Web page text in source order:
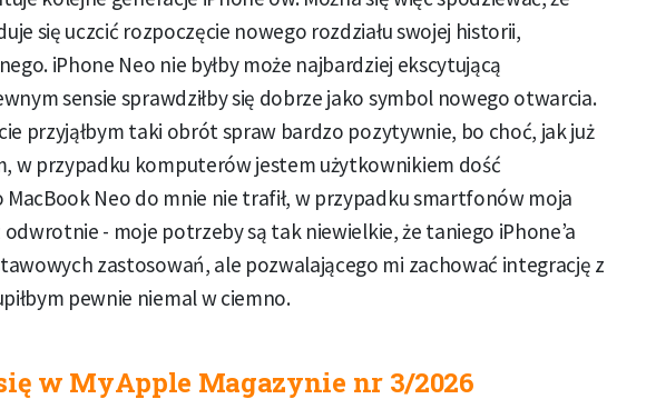
się uczcić rozpoczęcie nowego rozdziału swojej historii,
iPhone Neo nie byłby może najbardziej ekscytującą
sensie sprawdziłby się dobrze jako symbol nowego otwarcia.
przyjąłbym taki obrót spraw bardzo pozytywnie, bo choć, jak już
w przypadku komputerów jestem użytkownikiem dość
MacBook Neo do mnie nie trafił, w przypadku smartfonów moja
- moje potrzeby są tak niewielkie, że taniego iPhone’a
zastosowań, ale pozwalającego mi zachować integrację z
pewnie niemal w ciemno.
w MyApple Magazynie nr 3/2026